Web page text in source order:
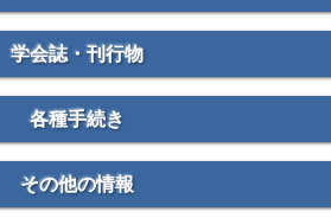
学会誌・刊行物
各種手続き
その他の情報